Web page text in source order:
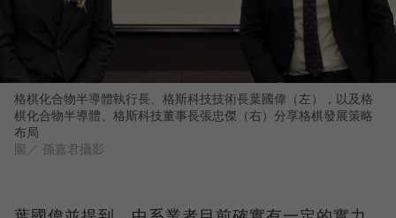
格棋化合物半導體執行長、格斯科技技術長葉國偉（左），以及格
棋化合物半導體、格斯科技董事長張忠傑（右）分享格棋發展策略
布局
圖／ 孫嘉君攝影